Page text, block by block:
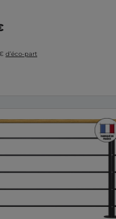
d’éco-part